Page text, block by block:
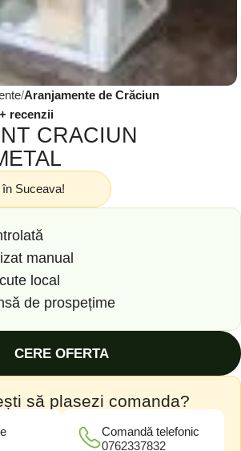
Aranjamente de Crăciun
recenzii
CRACIUN
Suceava!
manual
local
de prospețime
CERE OFERTA
să plasezi comanda?
Comandă telefonic
0762337832